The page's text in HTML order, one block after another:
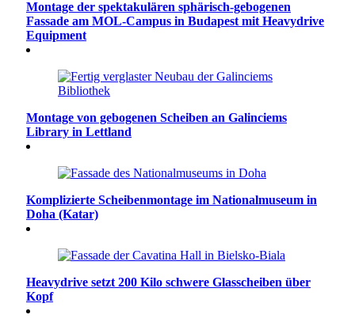
Montage der spektakulären sphärisch-gebogenen
Fassade am MOL-Campus in Budapest mit Heavydrive
Equipment
Montage von gebogenen Scheiben an Galinciems
Library in Lettland
Komplizierte Scheibenmontage im Nationalmuseum in
Doha (Katar)
Heavydrive setzt 200 Kilo schwere Glasscheiben über
Kopf